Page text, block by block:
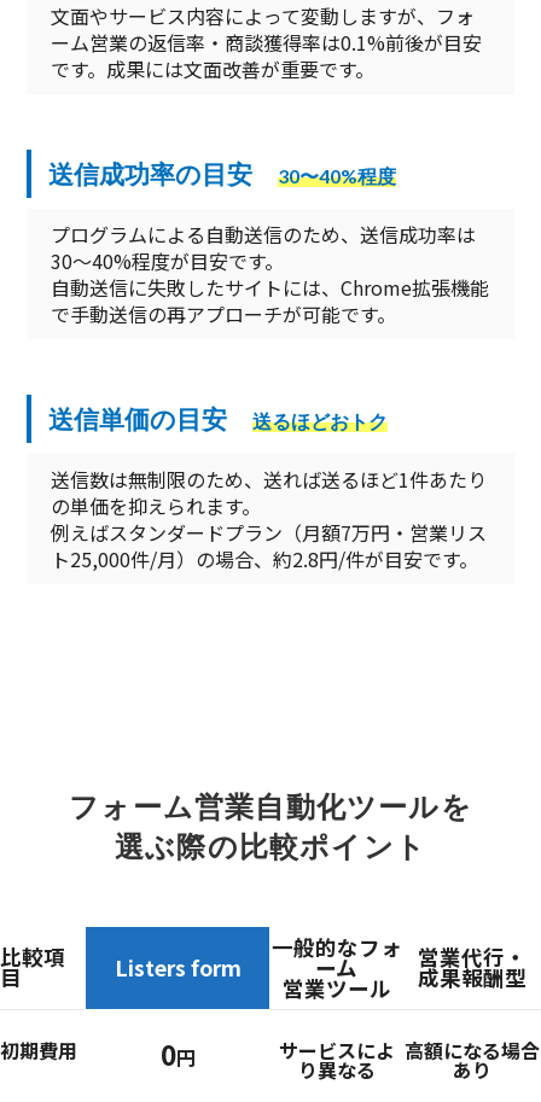
文面やサービス内容によって変動しますが、フォ
ーム営業の返信率・商談獲得率は0.1%前後が目安
です。成果には文面改善が重要です。
送信成功率の目安 30〜40%程度
プログラムによる自動送信のため、送信成功率は
30〜40%程度が目安です。
自動送信に失敗したサイトには、Chrome拡張機能
で手動送信の再アプローチが可能です。
送信単価の目安 送るほどおトク
送信数は無制限のため、送れば送るほど1件あたり
の単価を抑えられます。
例えばスタンダードプラン（月額7万円・営業リス
ト25,000件/月）の場合、約2.8円/件が目安です。
フォーム営業自動化ツールを
選ぶ際の比較ポイント
比較項
目 Listers form
一般的なフォ
ーム
営業ツール
営業代行・
成果報酬型
初期費用 0円 サービスによ
り異なる
高額になる場合
あり